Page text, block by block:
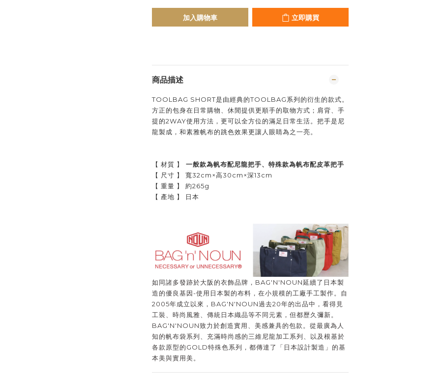
加入購物車 立即購買
商品描述
TOOLBAG SHORT是由經典的TOOLBAG系列的衍生的款式。
方正的包身在日常購物、休閒提供更順手的取物方式；肩背、手
提的2WAY使用方法，更可以全方位的滿足日常生活。把手是尼
龍製成，和素雅帆布的跳色效果更讓人眼睛為之一亮。
【 材質 】
一般款為帆布配尼龍把手、特殊款為帆布配皮革把手
【 尺寸 】 寬32cm×高30cm×深13cm
【 重量 】 約265g
【 產地 】 日本
如同諸多發跡於大阪的衣飾品牌，BAG'N'NOUN延續了日本製
造的優良基因-使用日本製的布料，在小規模的工廠手工製作。自
2005年成立以來，BAG'N'NOUN過去20年的出品中，看得見
工裝、時尚風雅、傳統日本織品等不同元素，但都歷久彌新。
BAG'N'NOUN致力於創造實用、美感兼具的包款。從最廣為人
知的帆布袋系列、充滿時尚感的三維尼龍加工系列、以及根基於
各款原型的GOLD特殊色系列，都傳達了「日本設計製造」的基
本美與實用美。